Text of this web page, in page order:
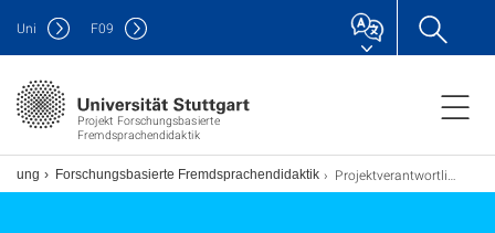
Projekt Forschungsbasierte
Fremdsprachendidaktik
Uni F09
Forschungsbasierte Fremdsprachendidaktik Projektverantwortliche